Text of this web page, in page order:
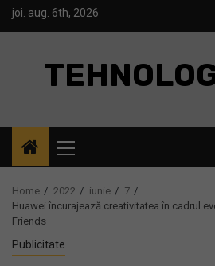
Skipjoi. aug. 6th, 2026
Menu
Home 2022 iunie
7
Huawei încurajează creativitatea în cadrul
Friends
Publicitate